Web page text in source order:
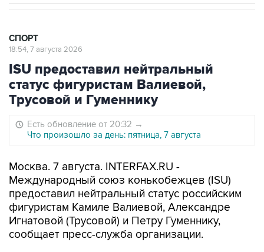
СПОРТ
18:54, 7 августа 2026
ISU предоставил нейтральный
статус фигуристам Валиевой,
Трусовой и Гуменнику
Есть обновление от 20:32 →
Что произошло за день: пятница, 7 августа
Москва. 7 августа. INTERFAX.RU -
Международный союз конькобежцев (ISU)
предоставил нейтральный статус российским
фигуристам Камиле Валиевой, Александре
Игнатовой (Трусовой) и Петру Гуменнику,
сообщает пресс-служба организации.